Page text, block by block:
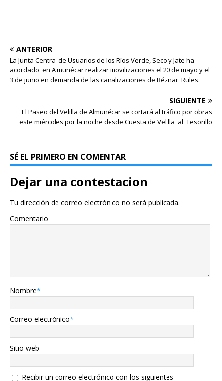
ANTERIOR
La Junta Central de Usuarios de los Ríos Verde, Seco y Jate ha
acordado en Almuñécar realizar movilizaciones el 20 de mayo y el
3 de junio en demanda de las canalizaciones de Béznar Rules.
SIGUIENTE
El Paseo del Velilla de Almuñécar se cortará al tráfico por obras
este miércoles por la noche desde Cuesta de Velilla al Tesorillo
SÉ EL PRIMERO EN COMENTAR
Dejar una contestacion
Tu dirección de correo electrónico no será publicada.
Comentario
Nombre*
Correo electrónico*
Sitio web
Recibir un correo electrónico con los siguientes